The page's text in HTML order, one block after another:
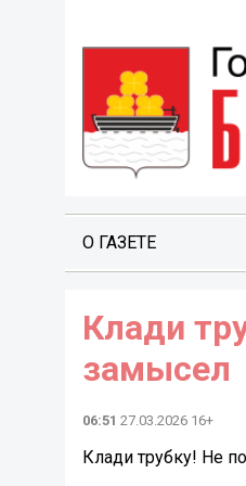
О ГАЗЕТЕ
Клади
замысел
06:51 27.03.2026 16+
Клади трубку! Не